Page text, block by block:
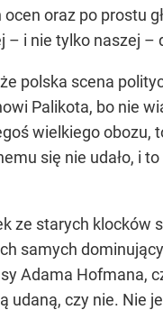
ocen oraz po prostu
– i nie tylko naszej –
polska scena
Palikota, bo nie
wielkiego obozu,
się nie udało, i
ze starych
samych
Adama Hofmana,
udaną, czy nie. Nie